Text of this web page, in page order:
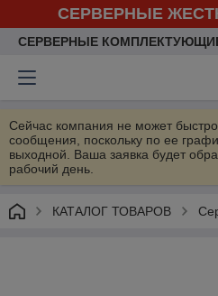
СЕРВЕРНЫЕ
СЕРВЕРНЫЕ
Сейчас компания не может
сообщения, поскольку по ее
выходной. Ваша заявка будет
рабочий день.
КАТАЛОГ ТОВАРОВ